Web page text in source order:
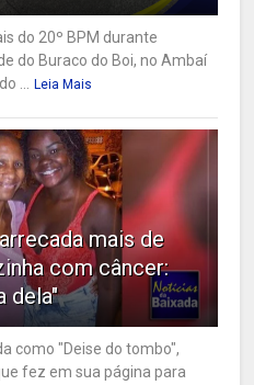
do 20º BPM durante
do Buraco do Boi, no Ambaí
...
Leia Mais
mais de
com câncer:
dela"
como "Deise do tombo",
fez em sua página para